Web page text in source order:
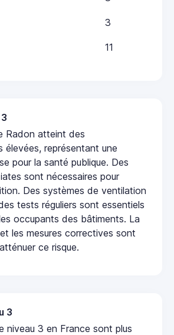
3
11
Radon atteint des
élevées, représentant une
pour la santé publique. Des
sont nécessaires pour
Des systèmes de ventilation
tests réguliers sont essentiels
occupants des bâtiments. La
les mesures correctives sont
ce risque.
3
niveau 3 en France sont plus